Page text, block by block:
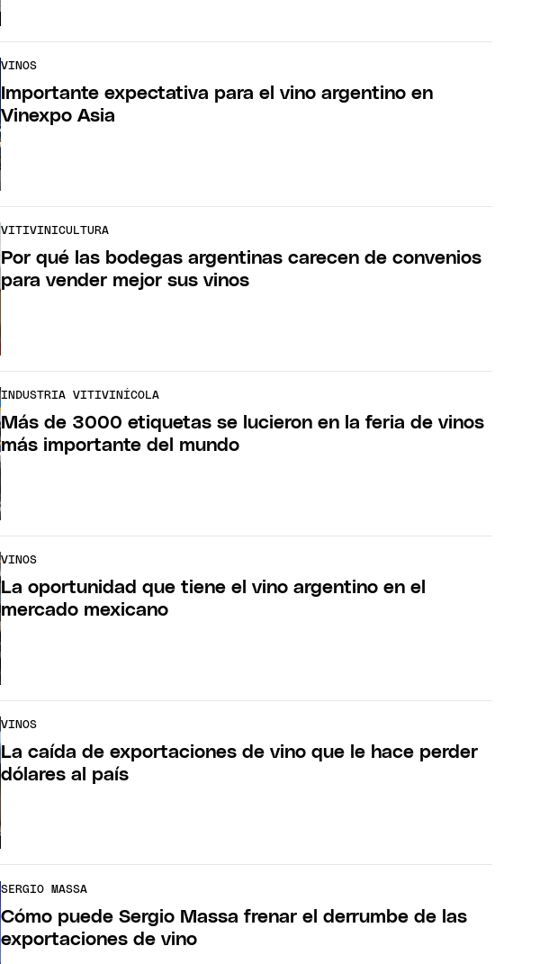
VINOS
Importante expectativa para el vino argentino en
Vinexpo Asia
VITIVINICULTURA
Por qué las bodegas argentinas carecen de convenios
para vender mejor sus vinos
INDUSTRIA VITIVINÍCOLA
Más de 3000 etiquetas se lucieron en la feria de vinos
más importante del mundo
VINOS
La oportunidad que tiene el vino argentino en el
mercado mexicano
VINOS
La caída de exportaciones de vino que le hace perder
dólares al país
SERGIO MASSA
Cómo puede Sergio Massa frenar el derrumbe de las
exportaciones de vino